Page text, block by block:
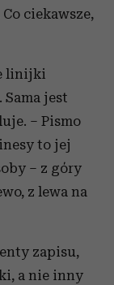
ciekawsze,
linijki
jest
– Pismo
to jej
– z góry
z lewa na
zapisu,
a nie inny